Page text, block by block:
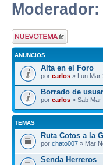
Moderador:
Publicar un nuevo
tema
ANUNCIOS
Alta en el Foro
por carlos » Lun Mar
Borrado de
por carlos » Sab Mar
TEMAS
Ruta Cotos a la
por chato007 » Mar
Senda Herreros